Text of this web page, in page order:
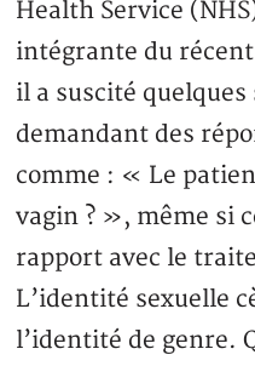
Health Service
intégrante du
il a suscité
demandant des
comme : « Le
vagin ? », même si
rapport avec le
L’identité sexuelle
l’identité de genre.